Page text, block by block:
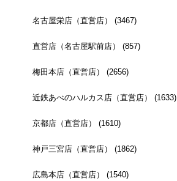
名古屋栄店（直営店） (3467)
直営店（名古屋駅前店） (857)
梅田本店（直営店） (2656)
近鉄あべのハルカス店（直営店） (1633)
京都店（直営店） (1610)
神戸三宮店（直営店） (1862)
広島本店（直営店） (1540)